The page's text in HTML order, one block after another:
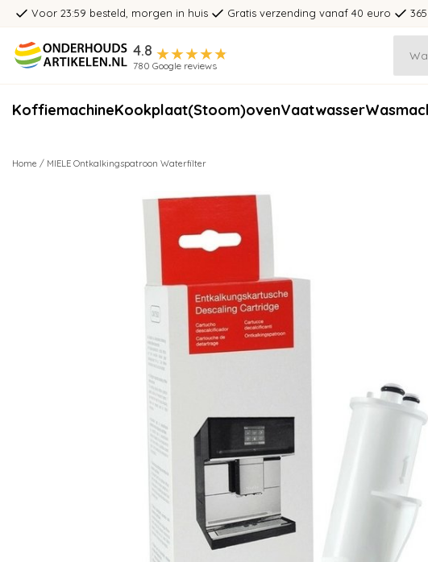
Voor 23:59 besteld, morgen in huis Gratis verzending vanaf 40 euro
4.8
780 Google reviews
KoffiemachineKookplaat(Stoom)ovenVaatwasser
Home / MIELE Ontkalkingspatroon Waterfilter